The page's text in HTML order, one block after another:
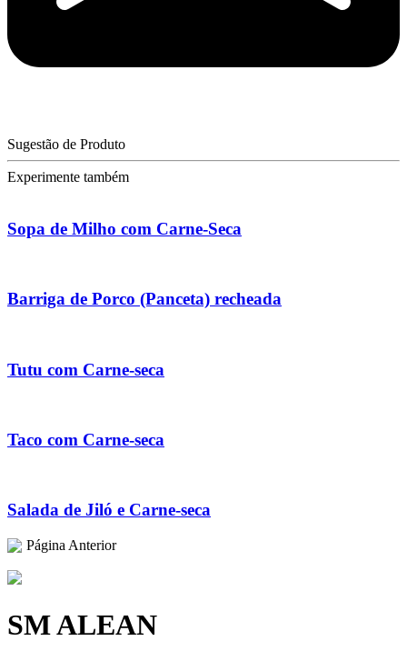
Sugestão de Produto
Experimente também
Sopa de Milho com Carne-Seca
Barriga de Porco (Panceta) recheada
Tutu com Carne-seca
Taco com Carne-seca
Salada de Jiló e Carne-seca
Página Anterior
SM ALEAN